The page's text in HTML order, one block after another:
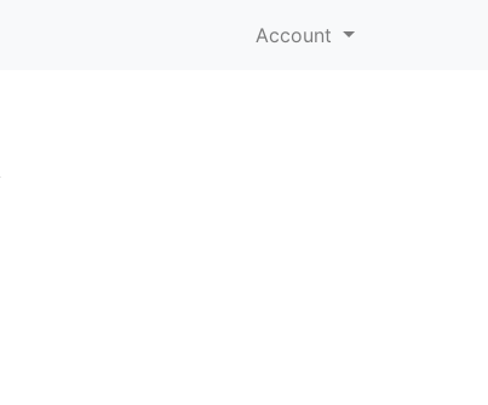
Account